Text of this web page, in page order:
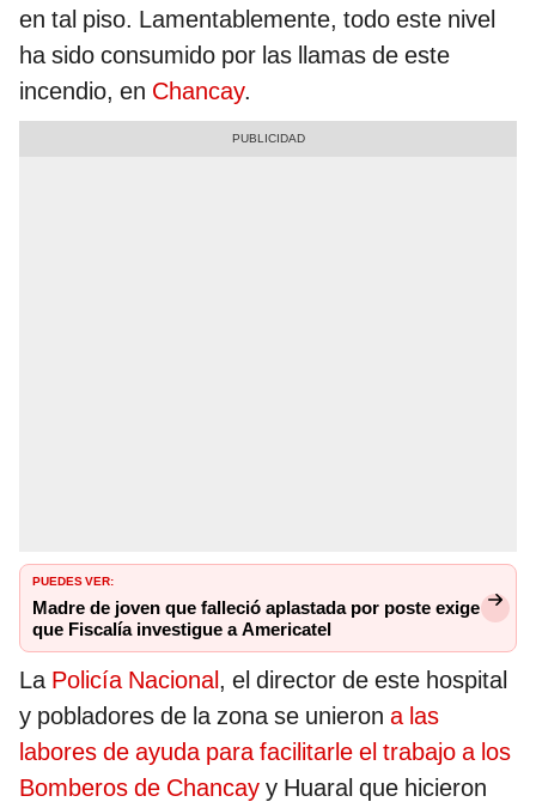
en tal piso. Lamentablemente, todo este nivel
ha sido consumido por las llamas de este
incendio, en Chancay.
PUEDES VER:
Madre de joven que falleció aplastada por poste exige
que Fiscalía investigue a Americatel
La Policía Nacional, el director de este hospital
y pobladores de la zona se unieron a las
labores de ayuda para facilitarle el trabajo a los
Bomberos de Chancay y Huaral que hicieron